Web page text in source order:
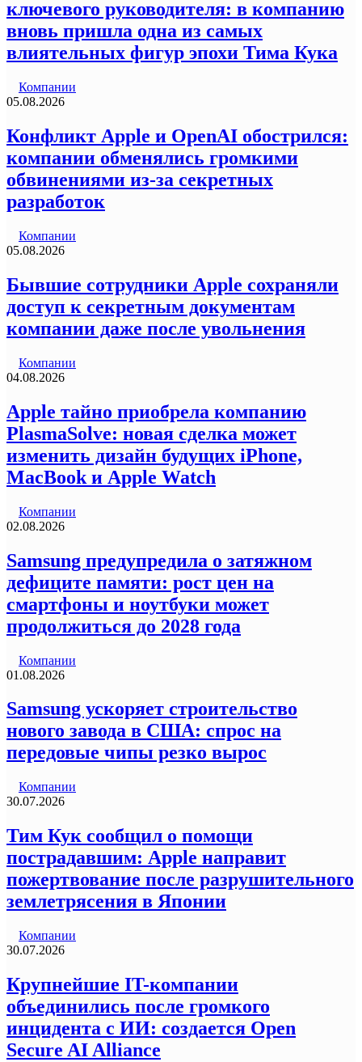
ключевого руководителя: в компанию
вновь пришла одна из самых
влиятельных фигур эпохи Тима Кука
Компании
05.08.2026
Конфликт Apple и OpenAI обострился:
компании обменялись громкими
обвинениями из-за секретных
разработок
Компании
05.08.2026
Бывшие сотрудники Apple сохраняли
доступ к секретным документам
компании даже после увольнения
Компании
04.08.2026
Apple тайно приобрела компанию
PlasmaSolve: новая сделка может
изменить дизайн будущих iPhone,
MacBook и Apple Watch
Компании
02.08.2026
Samsung предупредила о затяжном
дефиците памяти: рост цен на
смартфоны и ноутбуки может
продолжиться до 2028 года
Компании
01.08.2026
Samsung ускоряет строительство
нового завода в США: спрос на
передовые чипы резко вырос
Компании
30.07.2026
Тим Кук сообщил о помощи
пострадавшим: Apple направит
пожертвование после разрушительного
землетрясения в Японии
Компании
30.07.2026
Крупнейшие IT-компании
объединились после громкого
инцидента с ИИ: создается Open
Secure AI Alliance